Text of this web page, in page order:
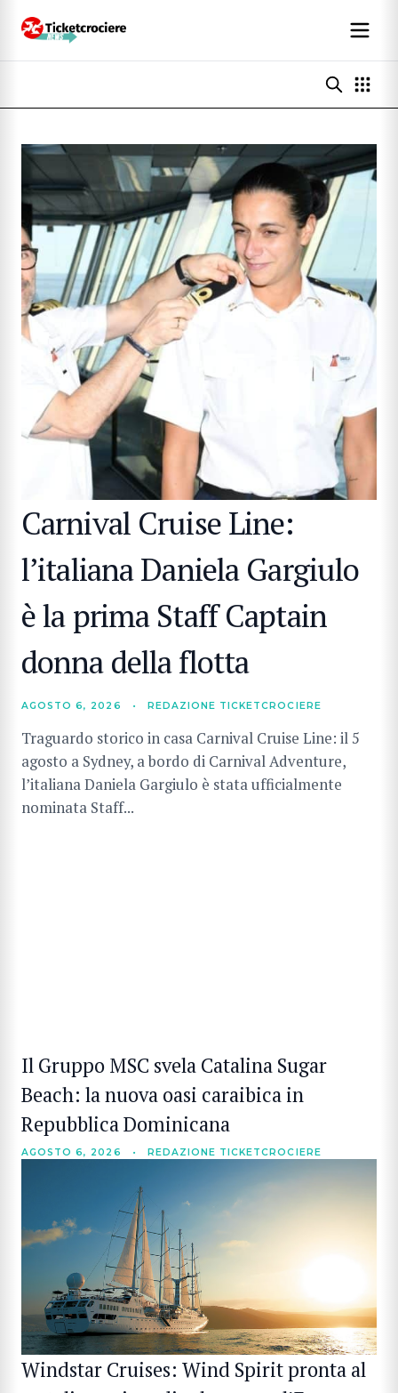
Il Gruppo MSC svela Catalina Sugar
Beach: la nuova oasi caraibica in
Repubblica Dominicana
AGOSTO 6, 2026 • REDAZIONE TICKETCROCIERE
Windstar Cruises: Wind Spirit pronta al
Carnival Cruise Line:
l’italiana Daniela Gargiulo
è la prima Staff Captain
donna della flotta
AGOSTO 6, 2026 • REDAZIONE TICKETCROCIERE
Traguardo storico in casa Carnival Cruise Line: il 5
agosto a Sydney, a bordo di Carnival Adventure,
l’italiana Daniela Gargiulo è stata ufficialmente
nominata Staff...